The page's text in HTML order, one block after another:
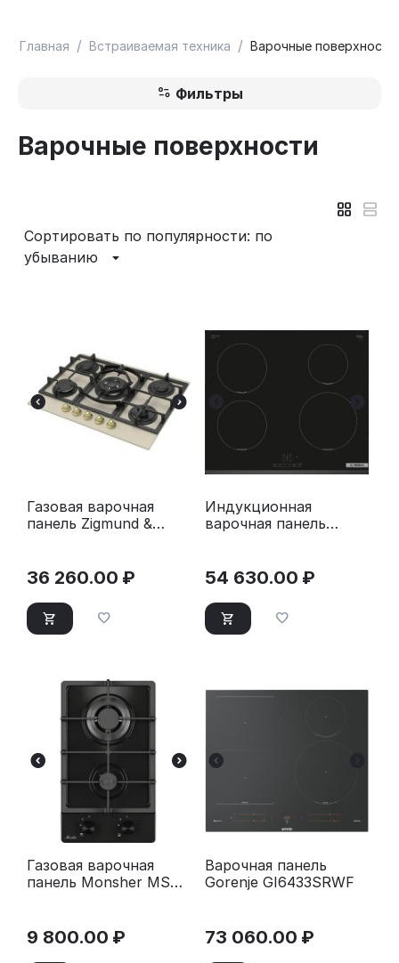
Главная / Встраиваемая техника / Варочные поверхности
Фильтры
Варочные поверхности
Сортировать по популярности: по
убыванию
Газовая варочная
панель Zigmund &
36 260.00 ₽
Индукционная
варочная панель
54 630.00 ₽
Газовая варочная
панель Monsher MSG
9 800.00 ₽
Варочная панель
Gorenje GI6433SRWF
73 060.00 ₽